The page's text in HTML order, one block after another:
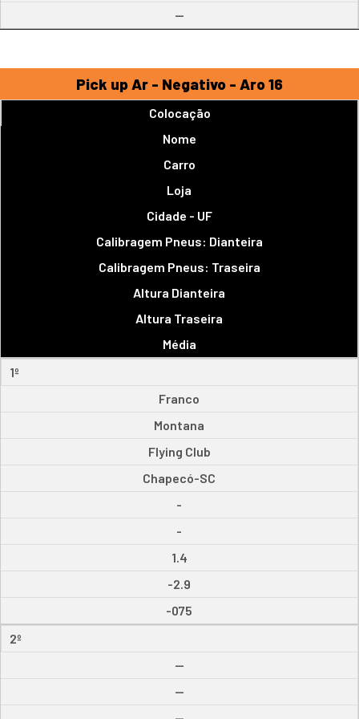
--
Pick up Ar - Negativo - Aro 16
Colocação
Nome
Carro
Loja
Cidade - UF
Calibragem Pneus: Dianteira
Calibragem Pneus: Traseira
Altura Dianteira
Altura Traseira
Média
1º
Franco
Montana
Flying Club
Chapecó-SC
-
-
1.4
-2.9
-075
2º
--
--